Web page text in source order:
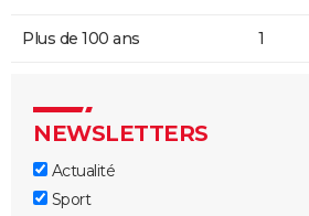
Plus de 100 ans 1
NEWSLETTERS
Actualité
Sport